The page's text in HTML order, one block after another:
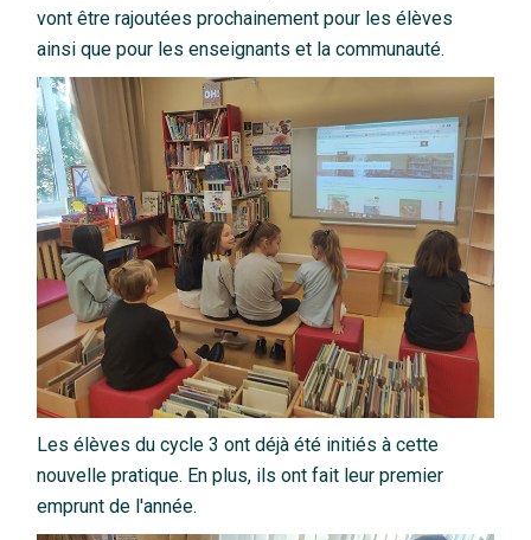
vont être rajoutées prochainement pour les élèves
ainsi que pour les enseignants et la communauté.
Les élèves du cycle 3 ont déjà été initiés à cette
nouvelle pratique. En plus, ils ont fait leur premier
emprunt de l'année.